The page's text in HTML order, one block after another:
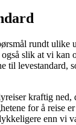
rundt ulike
slik at vi kan
til levestandard,
kraftig ned,
for å reise
enn vi